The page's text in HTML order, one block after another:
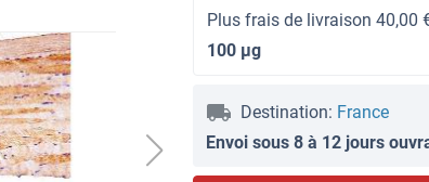
Plus frais de livraison 40,00
100 μg
Destination: France
Envoi sous 8 à 12 jours